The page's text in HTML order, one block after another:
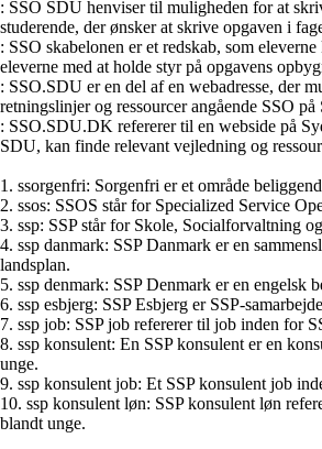
: SSO SDU henviser til muligheden for at
studerende, der ønsker at skrive opgaven i
: SSO skabelonen er et redskab, som
eleverne med at holde styr på opgavens
: SSO.SDU er en del af en webadresse, der
retningslinjer og ressourcer angående SSO på
: SSO.SDU.DK refererer til en webside på
SDU, kan finde relevant vejledning og
1. ssorgenfri: Sorgenfri er et område
2. ssos: SSOS står for Specialized Service
3. ssp: SSP står for Skole, Socialforvaltning
4. ssp danmark: SSP Danmark er en
landsplan.
5. ssp denmark: SSP Denmark er en engelsk
6. ssp esbjerg: SSP Esbjerg er SSP-
7. ssp job: SSP job refererer til job inden for
8. ssp konsulent: En SSP konsulent er en
unge.
9. ssp konsulent job: Et SSP konsulent job
10. ssp konsulent løn: SSP konsulent løn
blandt unge.